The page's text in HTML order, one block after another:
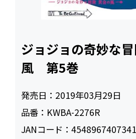
ジョジョの奇妙な
風 第5巻
発売日： 2019年03月29日
品番： KWBA-2276R
JANコード：4548967407341